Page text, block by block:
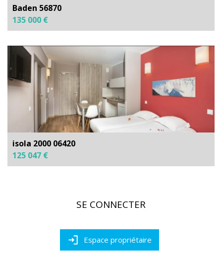
Baden 56870
135 000 €
isola 2000 06420
125 047 €
SE CONNECTER
Espace propriétaire